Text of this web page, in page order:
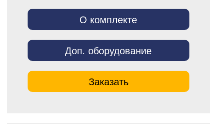
О комплекте
Доп. оборудование
Заказать